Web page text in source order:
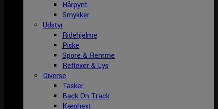
Hårpynt
Smykker
Udstyr
Ridehjelme
Piske
Spore & Remme
Reflexer & Lys
Diverse
Tasker
Back On Track
Kæphest